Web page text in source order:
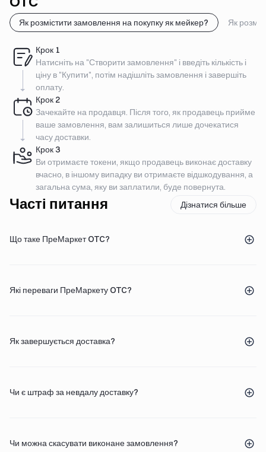
Як розмістити замовлення на покупку як мейкер? Як
Крок 1
Натисніть на "Створити замовлення" і введіть кількість і
ціну в "Купити", потім надішліть замовлення і завершіть
оплату.
Крок 2
Зачекайте на продавця. Після того, як продавець прийме
ваше замовлення, вам залишиться лише дочекатися
часу доставки.
Крок 3
Ви отримаєте токени, якщо продавець виконає доставку
вчасно, в іншому випадку ви отримаєте відшкодування, а
загальна сума, яку ви заплатили, буде повернута.
Часті питання Дізнатися більше
Що таке ПреМаркет OTC?
Які переваги ПреМаркету OTC?
Як завершується доставка?
Чи є штраф за невдалу доставку?
Чи можна скасувати виконане замовлення?